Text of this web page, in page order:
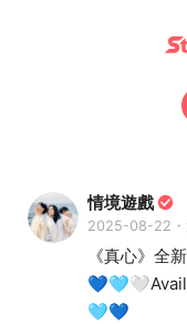
情境遊戲
2025-08-22・
《真心》全
🩵💙